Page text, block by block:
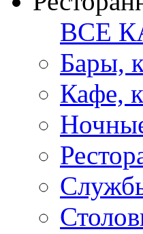
ВСЕ
Бары,
Кафе,